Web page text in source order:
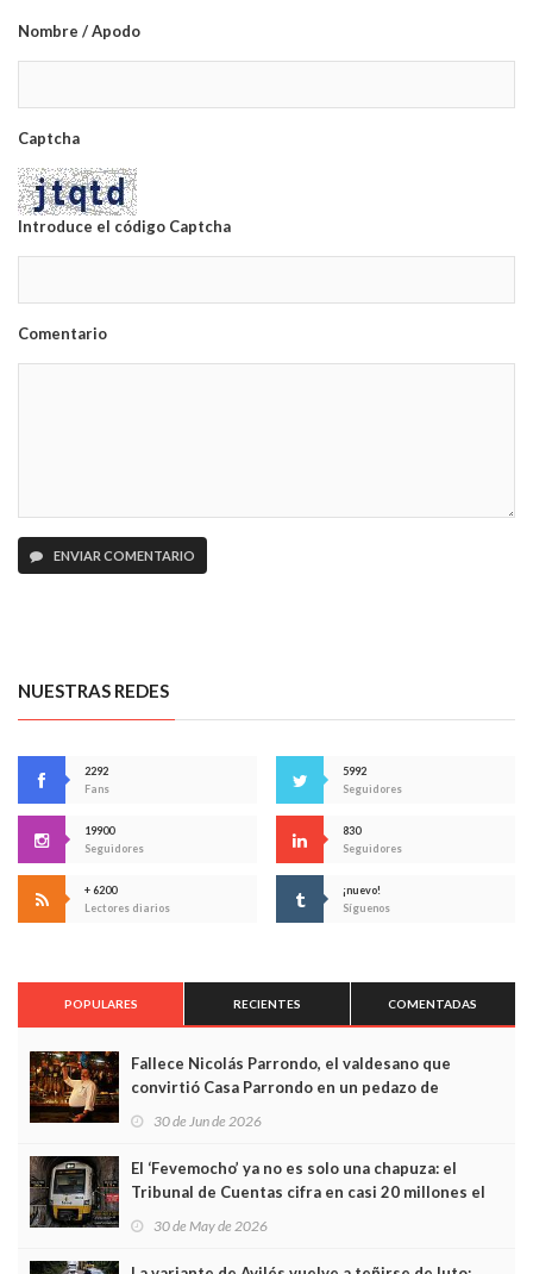
Nombre / Apodo
Captcha
Introduce el código Captcha
Comentario
ENVIAR COMENTARIO
NUESTRAS REDES
2292
Fans
5992
Seguidores
19900
Seguidores
830
Seguidores
+ 6200
Lectores diarios
¡nuevo!
Síguenos
POPULARES RECIENTES COMENTADAS
Fallece Nicolás Parrondo, el valdesano que
convirtió Casa Parrondo en un pedazo de
Asturias en Madrid
30 de Jun de 2026
El ‘Fevemocho’ ya no es solo una chapuza: el
Tribunal de Cuentas cifra en casi 20 millones el
sobrecoste de los trenes que no cabían por los
30 de May de 2026